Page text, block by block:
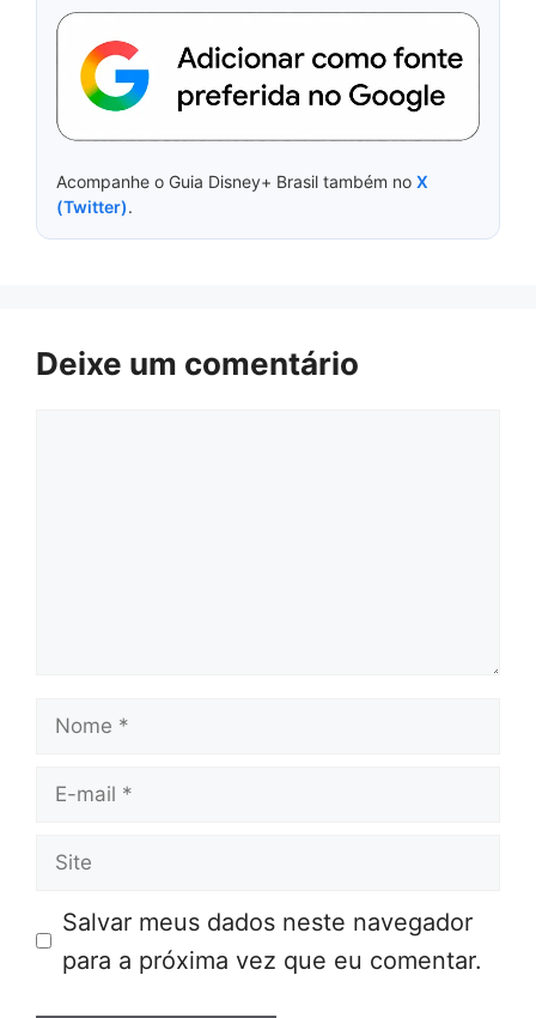
Acompanhe o Guia Disney+ Brasil também no X
(Twitter).
Deixe um comentário
Nome
E-
Site
Salvar meus dados neste navegador
para a próxima vez que eu comentar.